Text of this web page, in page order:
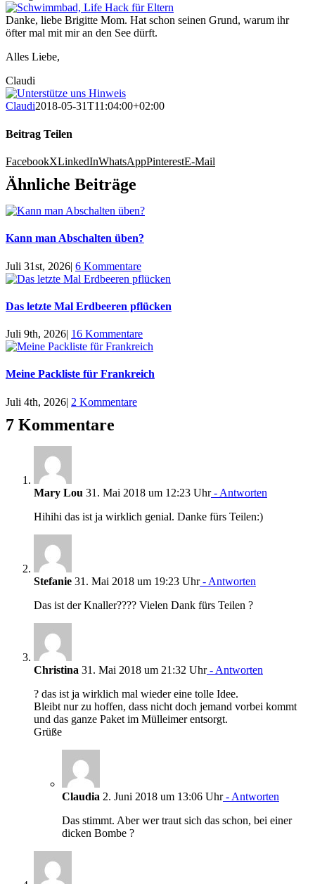
Danke, liebe Brigitte Mom. Hat schon seinen Grund, warum ihr
öfter mal mit mir an den See dürft.
Alles Liebe,
Claudi
Claudi2018-05-31T11:04:00+02:00
Beitrag Teilen
FacebookXLinkedInWhatsAppPinterestE-Mail
Ähnliche Beiträge
Kann man Abschalten üben?
Juli 31st, 2026| 6 Kommentare
Das letzte Mal Erdbeeren pflücken
Juli 9th, 2026| 16 Kommentare
Meine Packliste für Frankreich
Juli 4th, 2026| 2 Kommentare
7 Kommentare
Mary Lou 31. Mai 2018 um 12:23 Uhr- Antworten
Hihihi das ist ja wirklich genial. Danke fürs Teilen:)
Stefanie 31. Mai 2018 um 19:23 Uhr- Antworten
Das ist der Knaller???? Vielen Dank fürs Teilen ?
Christina 31. Mai 2018 um 21:32 Uhr- Antworten
? das ist ja wirklich mal wieder eine tolle Idee.
Bleibt nur zu hoffen, dass nicht doch jemand vorbei kommt
und das ganze Paket im Mülleimer entsorgt.
Grüße
Claudia 2. Juni 2018 um 13:06 Uhr- Antworten
Das stimmt. Aber wer traut sich das schon, bei einer
dicken Bombe ?